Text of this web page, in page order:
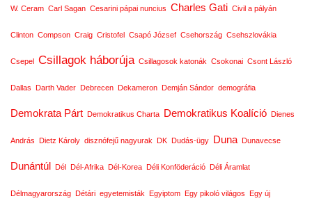
W. Ceram Carl Sagan Cesarini pápai nuncius Charles Gati Civil a pályán
Clinton Compson Craig Cristofel Csapó József Csehország Csehszlovákia
Csepel Csillagok háborúja Csillagosok katonák Csokonai Csont László
Dallas Darth Vader Debrecen Dekameron Demján Sándor demográfia
Demokrata Párt Demokratikus Charta Demokratikus Koalíció Dienes
András Dietz Károly disznófejű nagyurak DK Dudás-ügy Duna Dunavecse
Dunántúl Dél Dél-Afrika Dél-Korea Déli Konföderáció Déli Áramlat
Délmagyarország Détári egyetemisták Egyiptom Egy pikoló világos Egy új